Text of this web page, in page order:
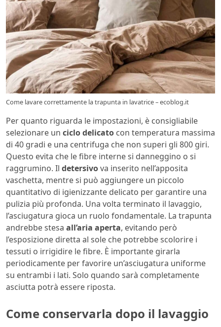
Come lavare correttamente la trapunta in lavatrice – ecoblog.it
Per quanto riguarda le impostazioni, è consigliabile
selezionare un ciclo delicato con temperatura massima
di 40 gradi e una centrifuga che non superi gli 800 giri.
Questo evita che le fibre interne si danneggino o si
raggrumino. Il detersivova inserito nell’apposita
vaschetta, mentre si può aggiungere un piccolo
quantitativo di igienizzante delicato per garantire una
pulizia più profonda. Una volta terminato il lavaggio,
l’asciugatura gioca un ruolo fondamentale. La trapunta
andrebbe stesa all’aria aperta, evitando però
l’esposizione diretta al sole che potrebbe scolorire i
tessuti o irrigidire le fibre. È importante girarla
periodicamente per favorire un’asciugatura uniforme
su entrambi i lati. Solo quando sarà completamente
asciutta potrà essere riposta.
Come conservarla dopo il lavaggio